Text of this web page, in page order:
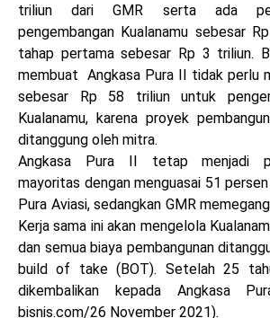
triliun dari GMR serta ada
pengembangan Kualanamu sebesar
tahap pertama sebesar Rp 3 triliun.
membuat Angkasa Pura II tidak perlu
sebesar Rp 58 triliun untuk
Kualanamu, karena proyek
ditanggung oleh mitra.
Angkasa Pura II tetap menjadi
mayoritas dengan menguasai 51
Pura Aviasi, sedangkan GMR
Kerja sama ini akan mengelola
dan semua biaya pembangunan
build of take (BOT). Setelah 25
dikembalikan kepada Angkasa
bisnis.com/26 November 2021).